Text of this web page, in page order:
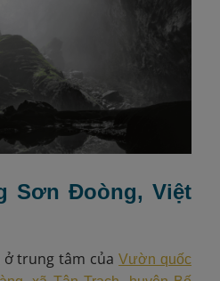
Sơn Đoòng, Việt
ở trung tâm củaVườn quốc